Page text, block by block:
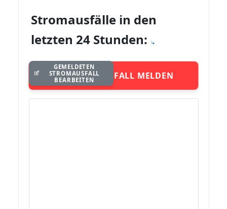
Stromausfälle in den
letzten 24 Stunden:
STROMAUSFALL MELDEN
GEMELDETEN
STROMAUSFALL
BEARBEITEN